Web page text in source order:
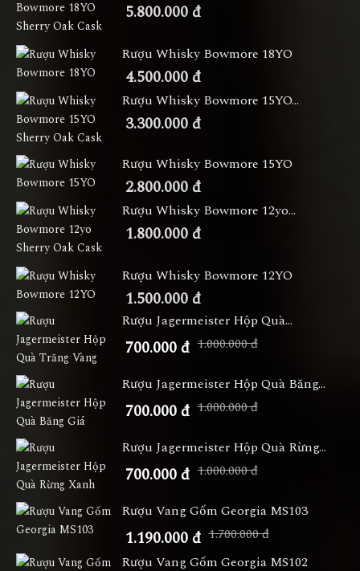
5.800.000 đ
Rượu Whisky Bowmore 18YO
4.500.000 đ
Rượu Whisky Bowmore 15YO...
3.300.000 đ
Rượu Whisky Bowmore 15YO
2.800.000 đ
Rượu Whisky Bowmore 12yo...
1.800.000 đ
Rượu Whisky Bowmore 12YO
1.500.000 đ
Rượu Jagermeister Hộp Quà...
700.000 đ 1.000.000 đ
Rượu Jagermeister Hộp Quà Băng...
700.000 đ 1.000.000 đ
Rượu Jagermeister Hộp Quà Rừng...
700.000 đ 1.000.000 đ
Rượu Vang Gốm Georgia MS103
1.190.000 đ 1.700.000 đ
Rượu Vang Gốm Georgia MS102